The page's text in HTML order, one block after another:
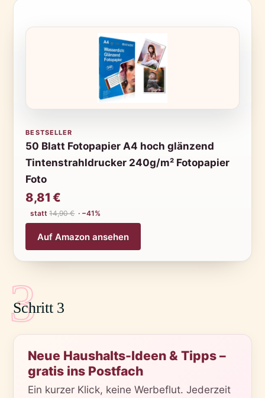
BESTSELLER
50 Blatt Fotopapier A4 hoch glänzend
Tintenstrahldrucker 240g/m² Fotopapier
Foto
8,81 €
statt14,90 € · −41%
Auf Amazon ansehen
3
Schritt 3
Neue Haushalts-Ideen & Tipps –
gratis ins Postfach
Ein kurzer Klick, keine Werbeflut. Jederzeit